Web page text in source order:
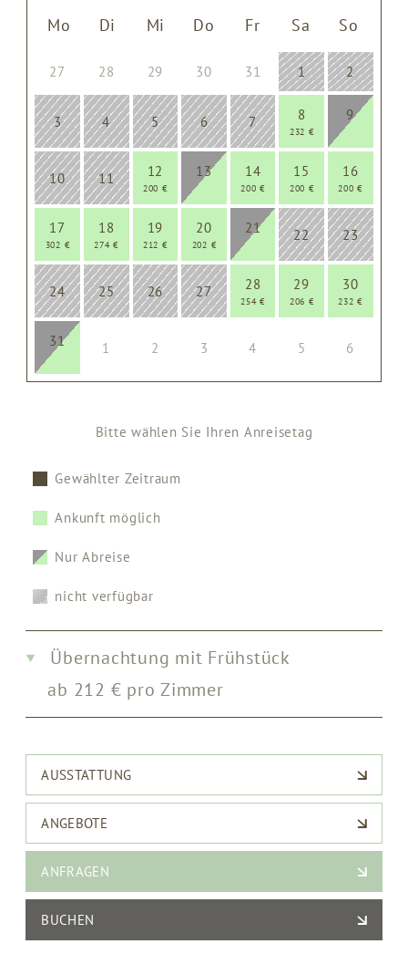
Mo Di Mi Do Fr Sa So
27 28 29 30 31 1 2
3 4 5 6 7 8
232 €
9
10 11 12
200 €
13 14
200 €
15
200 €
16
200 €
17
302 €
18
274 €
19
212 €
20
202 €
21 22 23
24 25 26 27 28
254 €
29
206 €
30
232 €
31 1 2 3 4 5 6
Bitte wählen Sie Ihren Anreisetag
Gewählter Zeitraum
Ankunft möglich
Nur Abreise
nicht verfügbar
Übernachtung mit Frühstück
ab 212 € pro Zimmer
AUSSTATTUNG
Klimaanlage
Haarföhn
Handtücher
ANGEBOTE
ANGEBOTE
Window
ANFRAGEN
BUCHEN